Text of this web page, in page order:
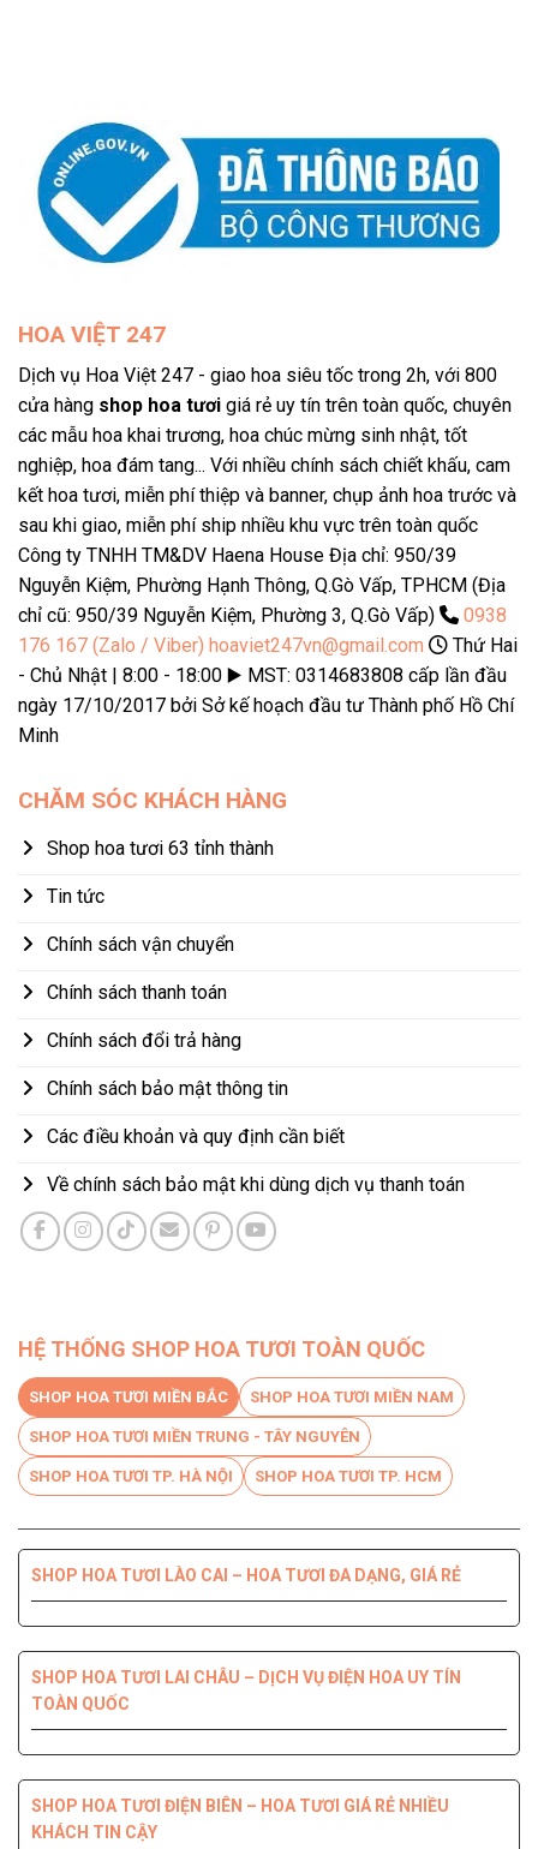
HOA VIỆT 247
Dịch vụ Hoa Việt 247 - giao hoa siêu tốc trong 2h, với 800
cửa hàng shop hoa tươi giá rẻ uy tín trên toàn quốc, chuyên
các mẫu hoa khai trương, hoa chúc mừng sinh nhật, tốt
nghiệp, hoa đám tang... Với nhiều chính sách chiết khấu, cam
kết hoa tươi, miễn phí thiệp và banner, chụp ảnh hoa trước và
sau khi giao, miễn phí ship nhiều khu vực trên toàn quốc
Công ty TNHH TM&DV Haena House Địa chỉ: 950/39
Nguyễn Kiệm, Phường Hạnh Thông, Q.Gò Vấp, TPHCM (Địa
chỉ cũ: 950/39 Nguyễn Kiệm, Phường 3, Q.Gò Vấp)
0938
176 167 (Zalo / Viber) hoaviet247vn@gmail.com
Thứ Hai
- Chủ Nhật | 8:00 - 18:00 ▶️ MST: 0314683808 cấp lần đầu
ngày 17/10/2017 bởi Sở kế hoạch đầu tư Thành phố Hồ Chí
Minh
CHĂM SÓC KHÁCH HÀNG
Shop hoa tươi 63 tỉnh thành
Tin tức
Chính sách vận chuyển
Chính sách thanh toán
Chính sách đổi trả hàng
Chính sách bảo mật thông tin
Các điều khoản và quy định cần biết
Về chính sách bảo mật khi dùng dịch vụ thanh toán
HỆ THỐNG SHOP HOA TƯƠI TOÀN QUỐC
SHOP HOA TƯƠI MIỀN BẮC SHOP HOA TƯƠI MIỀN NAM
SHOP HOA TƯƠI MIỀN TRUNG - TÂY NGUYÊN
SHOP HOA TƯƠI TP. HÀ NỘI SHOP HOA TƯƠI TP. HCM
SHOP HOA TƯƠI LÀO CAI – HOA TƯƠI ĐA DẠNG, GIÁ RẺ
SHOP HOA TƯƠI LAI CHÂU – DỊCH VỤ ĐIỆN HOA UY TÍN
TOÀN QUỐC
SHOP HOA TƯƠI ĐIỆN BIÊN – HOA TƯƠI GIÁ RẺ NHIỀU
KHÁCH TIN CẬY
LƯỢNG HÀNG ĐẦU
NHANH CHÓNG
ĐẦU
UY TÍN CHẤT LƯỢNG